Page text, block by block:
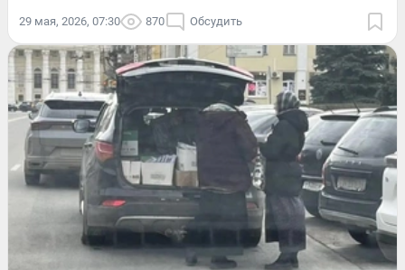
29 мая, 2026, 07:30 870 Обсудить